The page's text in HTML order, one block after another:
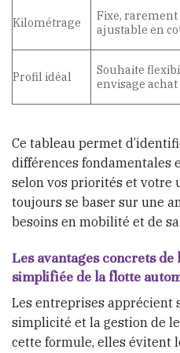
Kilométrage
Fixe, rarement
ajustable en
Profil idéal
Souhaite
envisage
Ce tableau permet
différences fondamentales
selon vos priorités et votre
toujours se baser sur une
besoins en mobilité et de
Les avantages concrets
simplifiée de la flotte
Les entreprises apprécient
simplicité et la gestion de
cette formule, elles évitent